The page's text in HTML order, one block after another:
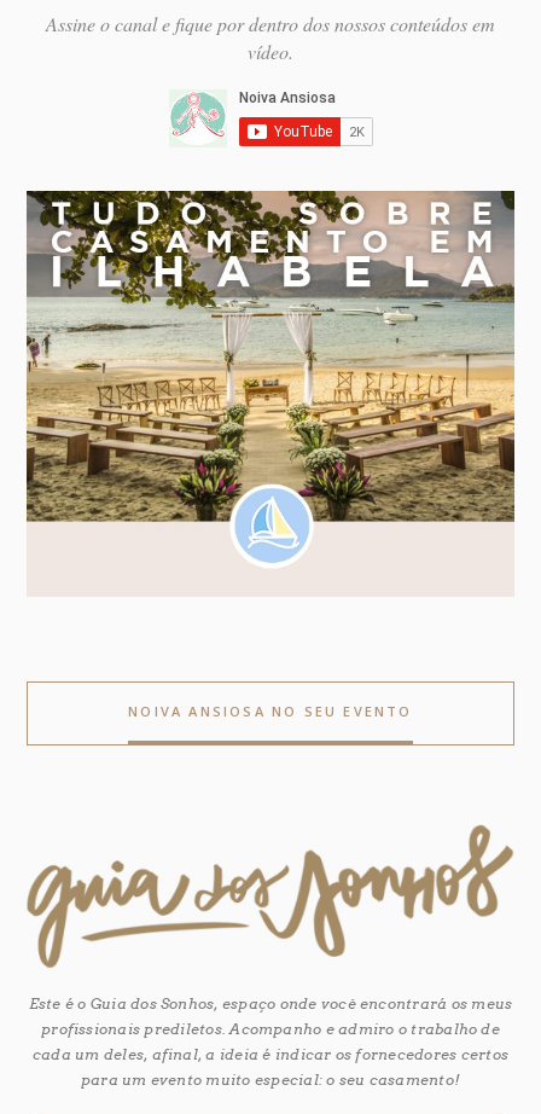
Assine o canal e fique por dentro dos nossos conteúdos em
vídeo.
NOIVA ANSIOSA NO SEU EVENTO
Este é o Guia dos Sonhos, espaço onde você encontrará os meus
profissionais prediletos. Acompanho e admiro o trabalho de
cada um deles, afinal, a ideia é indicar os fornecedores certos
para um evento muito especial: o seu casamento!